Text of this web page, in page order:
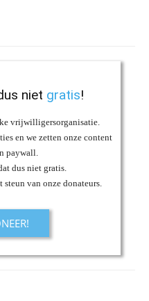
niet gratis!
vrijwilligersorganisatie.
en we zetten onze content
paywall.
dus niet gratis.
van onze donateurs.